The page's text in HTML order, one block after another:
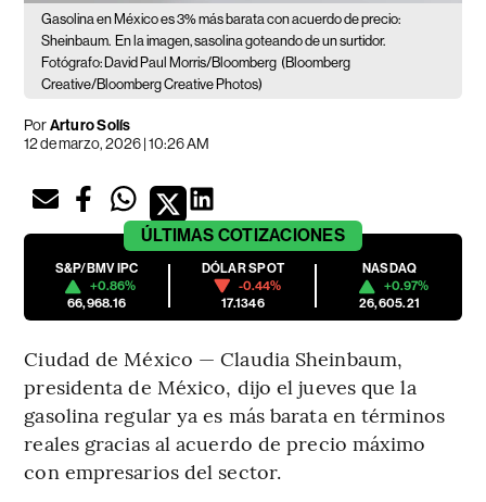
Gasolina en México es 3% más barata con acuerdo de precio:
Sheinbaum. En la imagen, sasolina goteando de un surtidor.
Fotógrafo: David Paul Morris/Bloomberg (Bloomberg
Creative/Bloomberg Creative Photos)
PorArturo Solís
12 de marzo, 2026 | 10:26 AM
ÚLTIMAS COTIZACIONES
S&P/BMV IPC
+0.86%
66,968.16
DÓLAR SPOT
-0.44%
17.1346
NASDAQ
+0.97%
26,605.21
Ciudad de México — Claudia Sheinbaum,
presidenta de México, dijo el jueves que la
gasolina regular ya es más barata en términos
reales gracias al acuerdo de precio máximo
con empresarios del sector.